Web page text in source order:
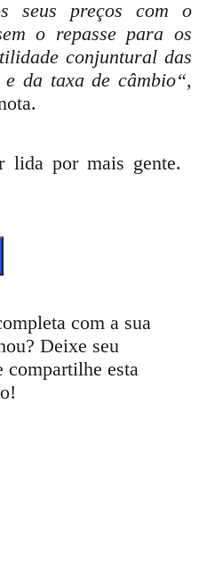
seus preços com o
o repasse para os
conjuntural das
e da taxa de câmbio“,
lida por mais gente.
com a sua
Deixe seu
compartilhe esta